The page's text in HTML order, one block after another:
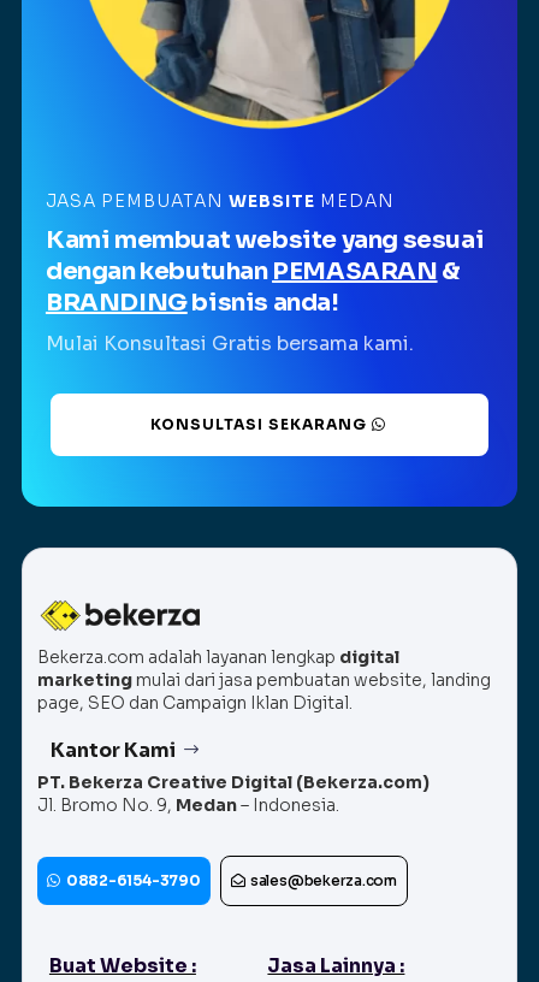
JASA PEMBUATAN WEBSITE MEDAN
Kami membuat website yang sesuai
dengan kebutuhan PEMASARAN &
BRANDINGbisnis anda!
Mulai Konsultasi Gratis bersama kami.
KONSULTASI SEKARANG
Bekerza.com adalah layanan lengkap digital
marketingmulai dari jasa pembuatan website, landing
page, SEO dan Campaign Iklan Digital.
Kantor Kami
PT. Bekerza Creative Digital (Bekerza.com)
Jl. Bromo No. 9, Medan– Indonesia.
0882-6154-3790 sales@bekerza.com
Buat Website : Jasa Lainnya :